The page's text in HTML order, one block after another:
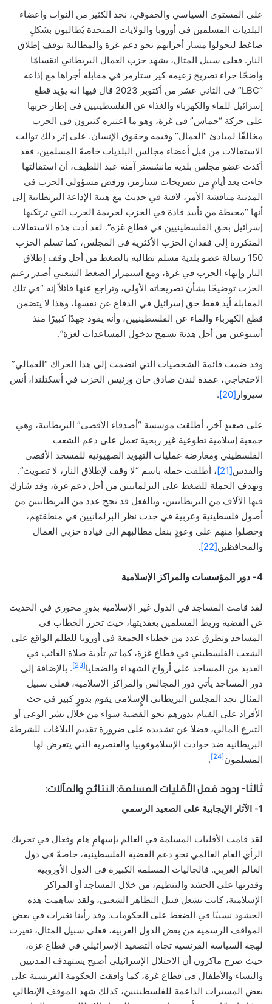
على المستوى السياسي والحقوقي، نجد الكثير من النواب وأعضاء
البلديات المسلمين في أوروبا والولايات المتحدة يُطالبون بشكلٍ
ضاغط ليحولوا مسار أحزابهم نحو دعم غزة والمطالبة بوقف إطلاق
النار. فعلى سبيل المثال، يشهد حزب العمال البريطاني انقسامًا
واضحًا جراء تصريح زعيمه كير ستارمر في مقابلة أجراها مع إذاعة
“LBC” فى الثاني عشر من أكتوبر 2023 قال فيها إنه يؤيد قطع
إسرائيل للماء والكهرباء والغذاء عن الفلسطينيين في إطار حربها
على حركة “حماس” في غزة، وهو ما اعتبره كثيرون في الحزب
مخالفًا لمبادئ “العمال” وقيمه وحقوق الإنسان. على إثر ذلك توالت
الاستقالات من قبل أعضاء مجالس البلديات خاصةً المسلمين، فقد
أكدت عضو مجلس بلدية مانشستر آمنة عبد اللطيف، أن استقالتها
جاءت بعد أيامٍ من تصريحات ستارمر، ورفض مسؤولي الحزب في
المدينة مناقشة الأمر، لافتة في حديث مع هيئة الإذاعة البريطانية إلى
أنها “محبطة من تأييد قادة في الحزب لجريمة الحرب التي ترتكبها
إسرائيل بحق الفلسطينيين في قطاع غزة”. لقد أدت هذه الاستقالات
المتكررة إلى فقدان الحزب الأكثرية في المجلس، كما تسلم الحزب
150 رسالة عضو بلدية مسلم تطالبه بالضغط من أجل وقف إطلاق
النار وإنهاء الحرب في غزة، ومع استمرار الضغط الشعبي أصدر زعيم
الحزب توضيحًا بشأن تصريحاته الأولى، وتراجع عنها قائلاً إنه “في تلك
المقابلة أيد فقط حق إسرائيل في الدفاع عن نفسها، وهذا لا يتضمن
قطع الكهرباء والماء عن الفلسطينيين، وأنه يقود جهدًا كبيرًا منذ
أسبوعين من أجل هدنة تسمح بدخول المساعدات لغزة”.
وقد ضمت قائمة الشخصيات التي انضمت إلى هذا الحراك “العمالي”
الاحتجاجي، عمدة لندن صادق خان ورئيس الحزب في أسكتلندا، أنس
سيروار [20]
.
على صعيدٍ آخر، أطلقت مؤسسة “أصدقاء الأقصى” البريطانية، وهي
جمعية إسلامية تطوعية غير ربحية تعمل على دعم الشعب
الفلسطيني ومعارضة عمليات التهويد الصهيونية للمسجد الأقصى
والقدس[21]
، أطلقت حملة باسم “لا وقف لإطلاق النار، لا تصويت”.
وتهدف الحملة للضغط على البرلمانيين من أجل دعم غزة، وقد شارك
فيها الآلاف من البريطانيين، وبالفعل قد نجح عدد من البريطانيين من
أصول فلسطينية وعربية في جذب نظر البرلمانيين في منطقتهم،
وحصلوا منهم على وعودٍ بنقل مطالبهم إلى قيادة حزبي العمال
والمحافظين[22]
.
4- دور المؤسسات والمراكز الإسلامية
لقد قامت المساجد في الدول غير الإسلامية بدورٍ محوري في الحديث
عن القضية وربط المسلمين بعقديتها، حيث تحرر الخطاب في
المساجد وتطرق عدد من خطباء الجمعة في أوروبا للظلم الواقع على
الشعب الفلسطيني في قطاع غزة، كما تم تأدية صلاة الغائب في
العديد من المساجد على أرواح الشهداء والضحايا[23]
. بالإضافة إلى
دور المساجد يأتي دور المجالس والمراكز الإسلامية، فعلى سبيل
المثال نجد المجلس البريطاني الإٍسلامي يقوم بدورٍ كبير في حث
الأفراد على القيام بدورهم نحو القضية سواء من خلال نشر الوعي أو
التبرع المالي، فضلا عن تشديده على ضرورة تقديم البلاغات للشرطة
البريطانية ضد حوادث الإسلاموفوبيا والعنصرية التي يتعرض لها
المسلمون[24]
.
ثالثا- ردود فعل الأقليات المسلمة: النتائج والمآلات:
1- الآثار الإيجابية على الصعيد الرسمي
لقد قامت الأقليات المسلمة في العالم بإسهامٍ هام وفعال في تحريك
الرأي العام العالمي نحو دعم القضية الفلسطينية، خاصةً فى دول
العالم الغربي. فالجاليات المسلمة الكبيرة فى الدول الأوروبية
وقدرتها على الحشد والتنظيم، من خلال المساجد أو المراكز
الإسلامية، كانت تشعل فتيل التظاهر الشعبي، ولقد ساهمت هذه
الحشود نسبيًا في الضغط على الحكومات. وقد رأينا تغيرات في بعض
المواقف الرسمية من بعض الدول الغربية، فعلى سبيل المثال، تغيرت
لهجة السياسة الفرنسية تجاه التصعيد الإسرائيلي في قطاع غزة،
حيث صرح ماكرون أن الاحتلال الإسرائيلي أصبح يستهدف المدنيين
والنساء والأطفال في قطاع غزة، كما وافقت الحكومة الفرنسية على
بعض المسيرات الداعمة للفلسطينيين، كذلك شهد الموقف الإيطالي